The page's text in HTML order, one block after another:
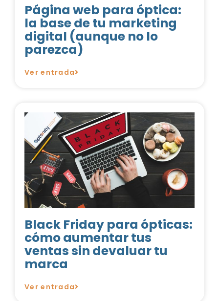
Página web para óptica:
la base de tu marketing
digital (aunque no lo
parezca)
Ver entrada
Black Friday para ópticas:
cómo aumentar tus
ventas sin devaluar tu
marca
Ver entrada